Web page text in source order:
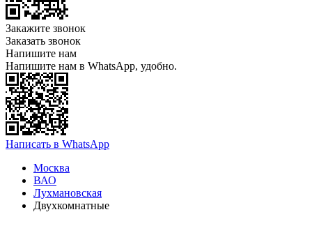
Закажите звонок
Заказать звонок
Напишите нам
Напишите нам в WhatsApp, удобно.
Написать в WhatsApp
Москва
ВАО
Лухмановская
Двухкомнатные